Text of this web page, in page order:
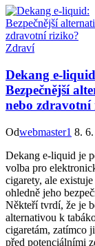
Zdraví
Dekang e-
Bezpečnější
nebo zdravotní
Odwebmaster1 8.
Dekang e-liquid je
volba pro
cigarety, ale existuje
ohledně jeho
Někteří tvrdí, že je
alternativou k
cigaretám, zatímco
před potenciálními